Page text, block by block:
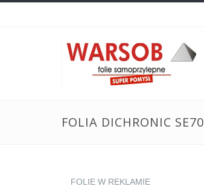
FOLIA DICHRONIC SE70
FOLIE W REKLAMIE